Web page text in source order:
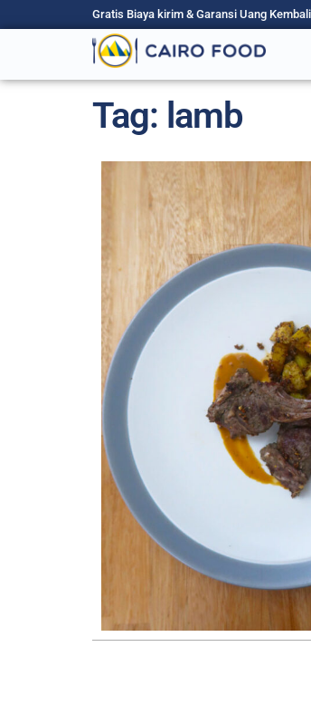
Gratis Biaya kirim & Garansi Uang Kembali
Tag: lamb